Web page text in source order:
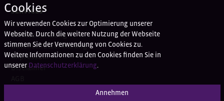
SERVICES
Kontakt
Bankverbindung
Datenschutzerklärung
Impressum
Disclaimer
HAPPY CUSTOMER SERVICE
Cookies
Wir verwenden Cookies zur Optimierung unserer
Webseite. Durch die weitere Nutzung der Webseite
stimmen Sie der Verwendung von Cookies zu.
Weitere Informationen zu den Cookies finden Sie in
unserer Datenschutzerklärung.
Annehmen